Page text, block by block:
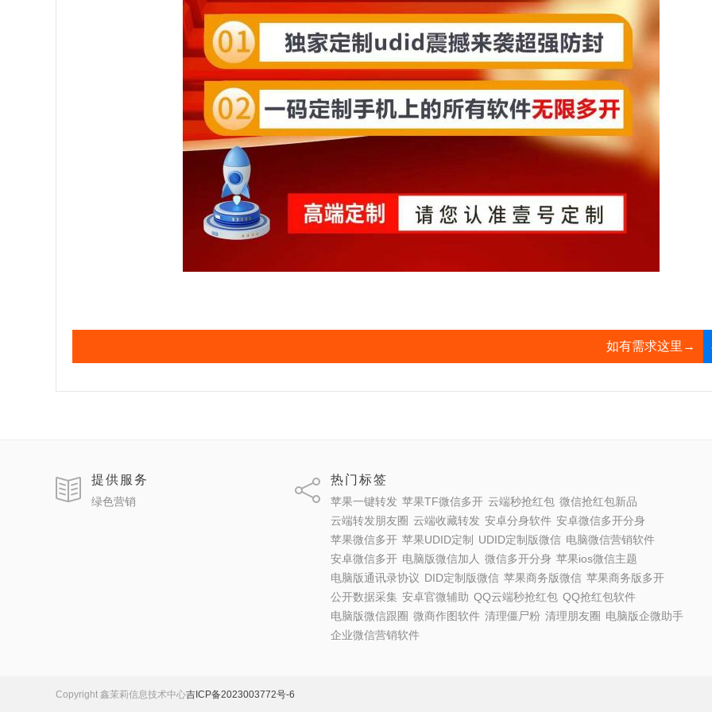
如有需求这里→
提供服务
绿色营销
热门标签
苹果一键转发 苹果TF微信多开 云端秒抢红包 微信抢红包新品
云端转发朋友圈 云端收藏转发 安卓分身软件 安卓微信多开分身
苹果微信多开 苹果UDID定制 UDID定制版微信 电脑微信营销软件
安卓微信多开 电脑版微信加人 微信多开分身 苹果ios微信主题
电脑版通讯录协议 DID定制版微信 苹果商务版微信 苹果商务版多开
公开数据采集 安卓官微辅助 QQ云端秒抢红包 QQ抢红包软件
电脑版微信跟圈 微商作图软件 清理僵尸粉 清理朋友圈 电脑版企微助手
企业微信营销软件
Copyright 鑫茉莉信息技术中心吉ICP备2023003772号-6